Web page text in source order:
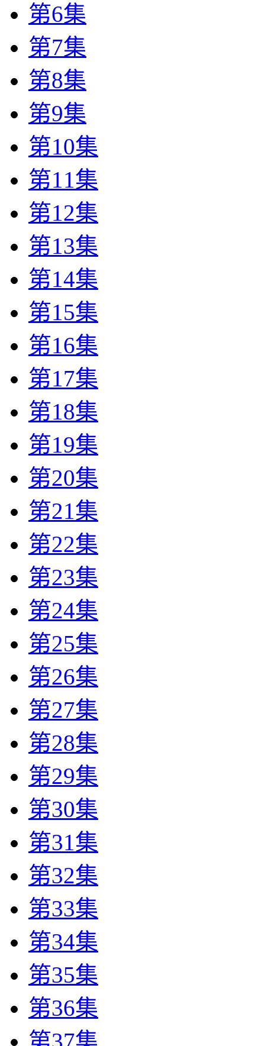
第6集
第7集
第8集
第9集
第10集
第11集
第12集
第13集
第14集
第15集
第16集
第17集
第18集
第19集
第20集
第21集
第22集
第23集
第24集
第25集
第26集
第27集
第28集
第29集
第30集
第31集
第32集
第33集
第34集
第35集
第36集
第37集